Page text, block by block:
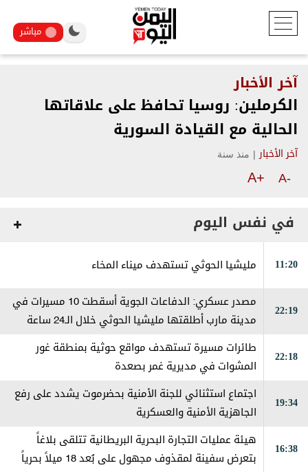
مباشر
آخر الأخبار
الكرملين: روسيا تحافظ على علاقاتها
الحالية مع القيادة السورية
آخر الأخبار | منذ سنة
A-
A+
في نفس اليوم
11:20 مليشيا الحوثي تستهدف ميناء المخاء
22:19
مصدر عسكري: الدفاعات الجوية أسقطت 10 مسيرات في
مدينة مارب أطلقتها مليشيا الحوثي خلال الـ24 ساعة
22:18
طائرات مسيرة تستهدف مواقع حوثية بمنطقة غور
المشوات في مديرية غمر بصعدة
19:34
اجتماع استثنائي للجنة الأمنية بحضرموت يشدد على رفع
الجاهزية الأمنية والعسكرية
16:38
هيئة عمليات التجارة البحرية البريطانية تتلقى بلاغاً
بتعرض سفينة لمقذوف مجهول على بُعد 18 ميلاً بحرياً